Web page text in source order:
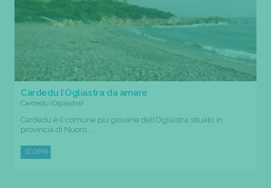
Cardedu l’Ogliastra da amare
Cardedu (Ogliastra)
Cardedu è il comune più giovane dell’Ogliastra situato in
provincia di Nuoro....
SCOPRI